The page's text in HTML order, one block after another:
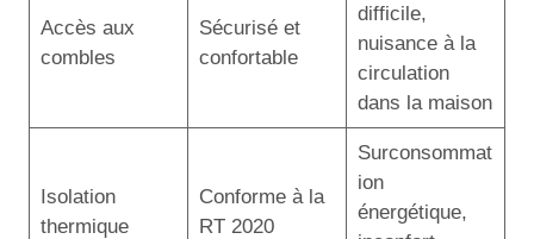
Accès aux
combles
Sécurisé et
confortable
difficile,
nuisance à la
circulation
dans la maison
Isolation
thermique
Conforme à la
RT 2020
Surconsommat
ion
énergétique,